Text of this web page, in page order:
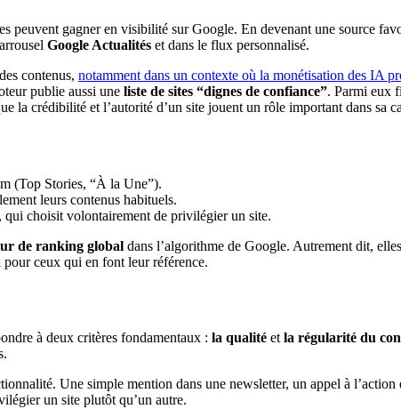
peuvent gagner en visibilité sur Google. En devenant une source
Google Actualités et dans le flux personnalisé.
contenus, notamment dans un contexte où la monétisation des IA
publie aussi une liste de sites “dignes de confiance”. Parmi eux
la crédibilité et l’autorité d’un site jouent un rôle important dans sa
(Top Stories, “À la Une”).
leurs contenus habituels.
qui choisit volontairement de privilégier un site.
de ranking global dans l’algorithme de Google. Autrement dit,
pour ceux qui en font leur référence.
à deux critères fondamentaux : la qualité et la régularité du
Une simple mention dans une newsletter, un appel à
un site plutôt qu’un autre.